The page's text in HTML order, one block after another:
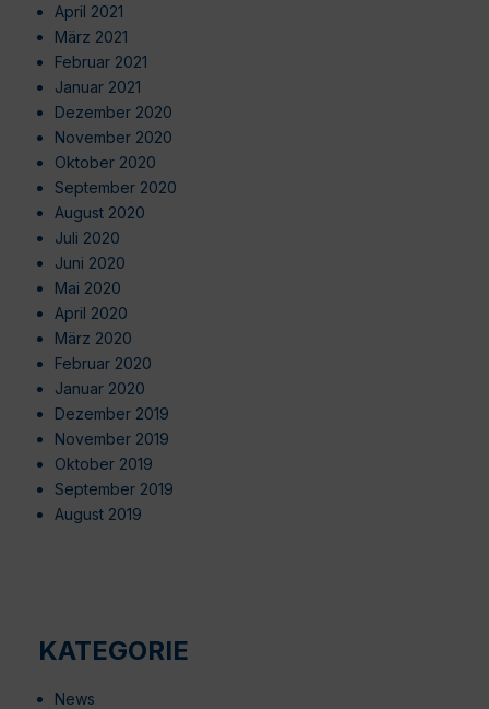
April 2021
März 2021
Februar 2021
Januar 2021
Dezember 2020
November 2020
Oktober 2020
September 2020
August 2020
Juli 2020
Juni 2020
Mai 2020
April 2020
März 2020
Februar 2020
Januar 2020
Dezember 2019
November 2019
Oktober 2019
September 2019
August 2019
KATEGORIE
News